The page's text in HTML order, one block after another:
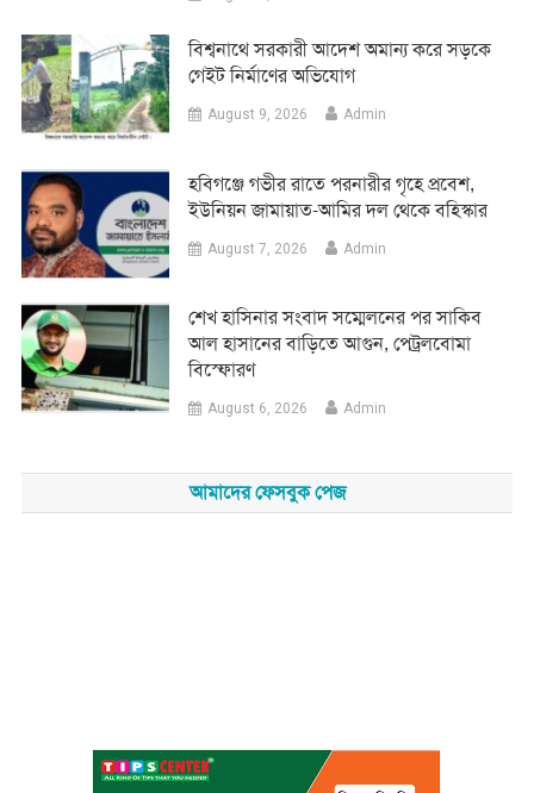
বিশ্বনাথে সরকারী আদেশ অমান্য করে সড়কে
গেইট নির্মাণের অভিযোগ
August 9, 2026 Admin
হবিগঞ্জে গভীর রাতে পরনারীর গৃহে প্রবেশ,
ইউনিয়ন জামায়াত-আমির দল থেকে বহিস্কার
August 7, 2026 Admin
শেখ হাসিনার সংবাদ সম্মেলনের পর সাকিব
আল হাসানের বাড়িতে আগুন, পেট্রলবোমা
বিস্ফোরণ
August 6, 2026 Admin
আমাদের ফেসবুক পেজ